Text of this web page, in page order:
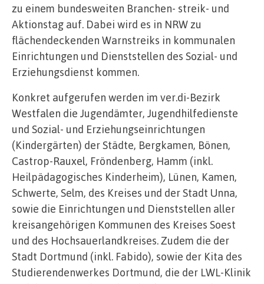
zu einem bundesweiten Branchen- streik- und
Aktionstag auf. Dabei wird es in NRW zu
flächendeckenden Warnstreiks in kommunalen
Einrichtungen und Dienststellen des Sozial- und
Erziehungsdienst kommen.
Konkret aufgerufen werden im ver.di-Bezirk
Westfalen die Jugendämter, Jugendhilfedienste
und Sozial- und Erziehungseinrichtungen
(Kindergärten) der Städte, Bergkamen, Bönen,
Castrop-Rauxel, Fröndenberg, Hamm (inkl.
Heilpädagogisches Kinderheim), Lünen, Kamen,
Schwerte, Selm, des Kreises und der Stadt Unna,
sowie die Einrichtungen und Dienststellen aller
kreisangehörigen Kommunen des Kreises Soest
und des Hochsauerlandkreises. Zudem die der
Stadt Dortmund (inkl. Fabido), sowie der Kita des
Studierendenwerkes Dortmund, die der LWL-Klinik